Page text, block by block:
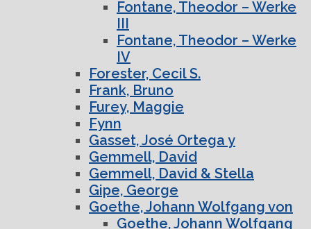
Fontane, Theodor – Werke
III
Fontane, Theodor – Werke
IV
Forester, Cecil S.
Frank, Bruno
Furey, Maggie
Fynn
Gasset, José Ortega y
Gemmell, David
Gemmell, David & Stella
Gipe, George
Goethe, Johann Wolfgang von
Goethe, Johann Wolfgang